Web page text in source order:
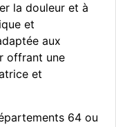
la douleur et à
et
aux
offrant une
et
64 ou